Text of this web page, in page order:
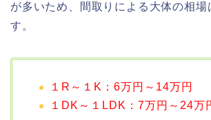
が多いため、間取りによる大体の相場
す。
１R～１K：6万円～14万円
１DK～１LDK：7万円～24万